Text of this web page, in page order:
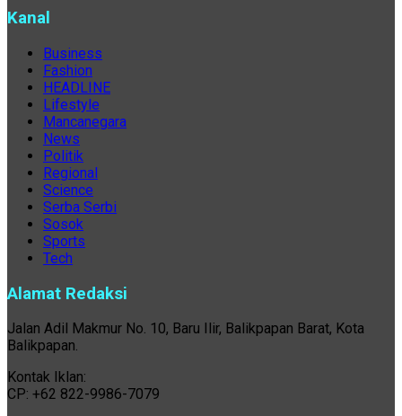
Kanal
Business
Fashion
HEADLINE
Lifestyle
Mancanegara
News
Politik
Regional
Science
Serba Serbi
Sosok
Sports
Tech
Alamat Redaksi
Jalan Adil Makmur No. 10, Baru Ilir, Balikpapan Barat, Kota
Balikpapan.
Kontak Iklan:
CP: +62 822-9986-7079